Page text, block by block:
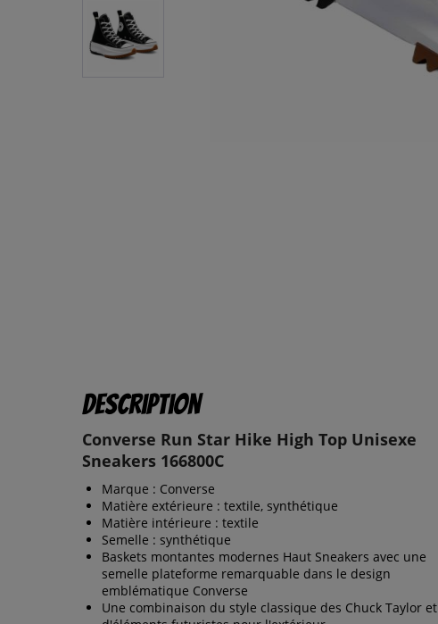
Description
Converse Run Star Hike High Top Unisexe
Sneakers 166800C
Marque : Converse
Matière extérieure : textile, synthétique
Matière intérieure : textile
Semelle : synthétique
Baskets montantes modernes Haut Sneakers avec une
semelle plateforme remarquable dans le design
emblématique Converse
Une combinaison du style classique des Chuck Taylor et